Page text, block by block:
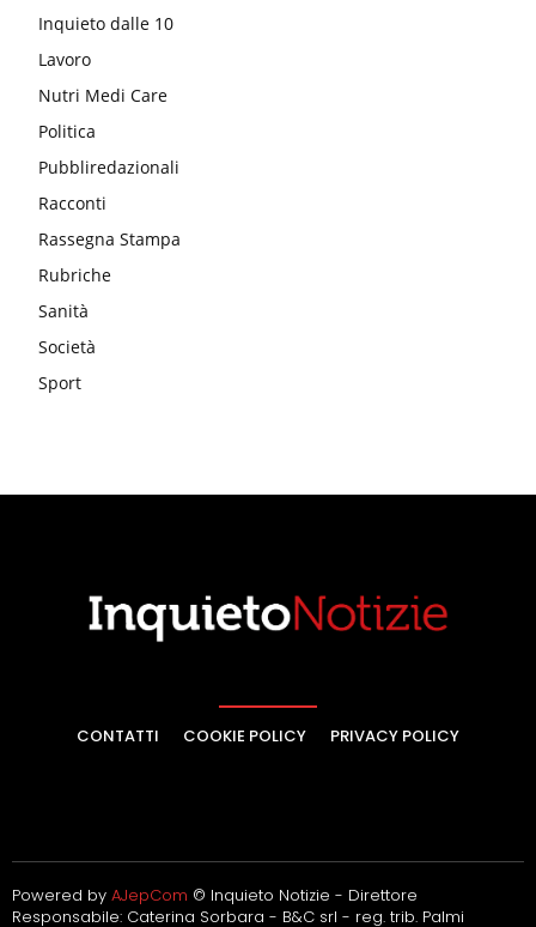
Inquieto dalle 10
Lavoro
Nutri Medi Care
Politica
Pubbliredazionali
Racconti
Rassegna Stampa
Rubriche
Sanità
Società
Sport
CONTATTI COOKIE POLICY PRIVACY POLICY
Powered by AJepCom © Inquieto Notizie - Direttore
Responsabile: Caterina Sorbara - B&C srl - reg. trib. Palmi